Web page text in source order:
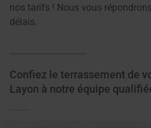
nos tarifs ! Nous vous
délais.
Confiez le terrassement de
Layon à notre équipe